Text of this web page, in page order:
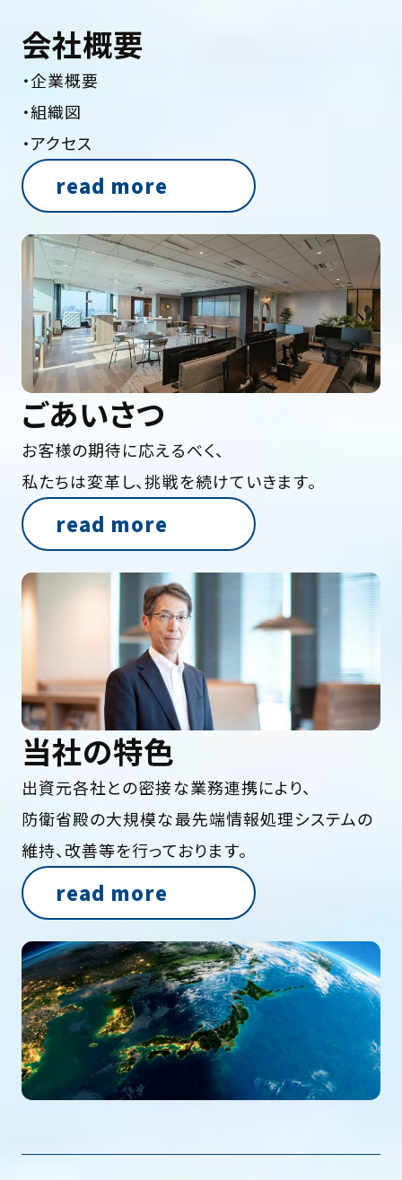
会社概要
・企業概要
・組織図
・アクセス
read more
ごあいさつ
お客様の期待に応えるべく、
私たちは変革し、挑戦を続けていきます。
read more
当社の特色
出資元各社との密接な業務連携により、
防衛省殿の大規模な最先端情報処理システムの
維持、改善等を行っております。
read more